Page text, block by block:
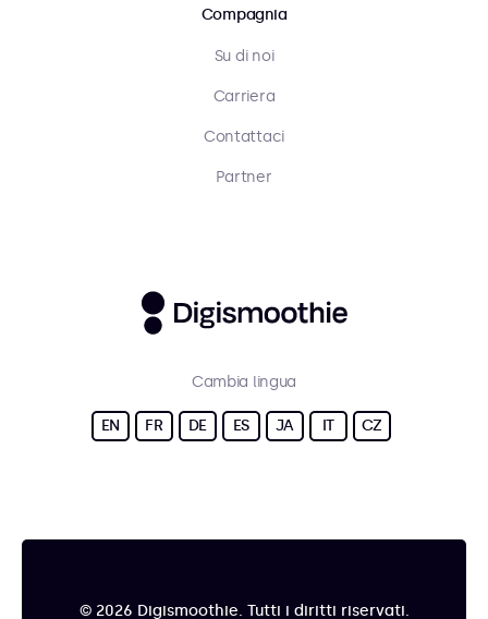
Compagnia
Su di noi
Carriera
Contattaci
Partner
Cambia lingua
EN FR DE ES JA IT CZ
© 2026 Digismoothie. Tutti i diritti riservati.